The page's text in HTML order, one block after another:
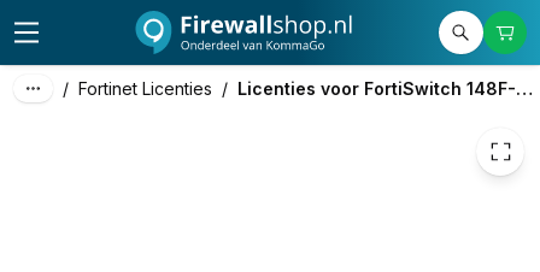
/ Fortinet Licenties / Licenties voor FortiSwitch 148F-POE
€ 254,10